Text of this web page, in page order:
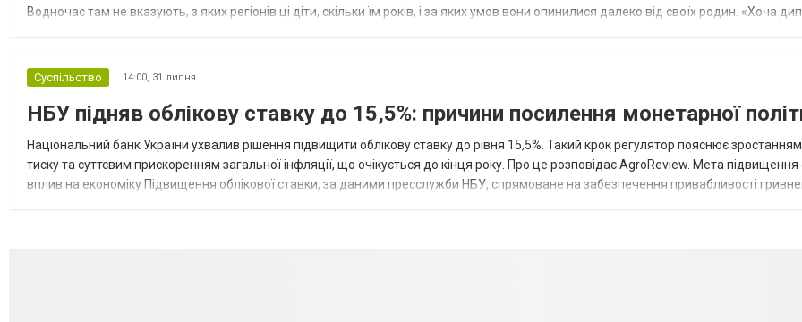
Водночас там не вказують, з яких регіонів ці діти, скільки їм років, і за яких умов вони опинилися далеко від своїх родин. «Хоча
Суспільство 14:00, 31 липня
НБУ підняв облікову ставку до 15,5%: причини посилення монетарної
Національний банк України ухвалив рішення підвищити облікову ставку до рівня 15,5%. Такий крок регулятор пояснює
тиску та суттєвим прискоренням загальної інфляції, що очікується до кінця року. Про це розповідає AgroReview. Мета підвищення
вплив на економіку Підвищення облікової ставки, за даними пресслужби НБУ, спрямоване на забезпечення привабливості